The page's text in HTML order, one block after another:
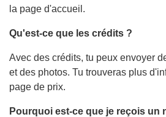
la page d'accueil.
Qu'est-ce que les crédits ?
Avec des crédits, tu peux envoyer
et des photos. Tu trouveras plus
page de prix.
Pourquoi est-ce que je reçois un